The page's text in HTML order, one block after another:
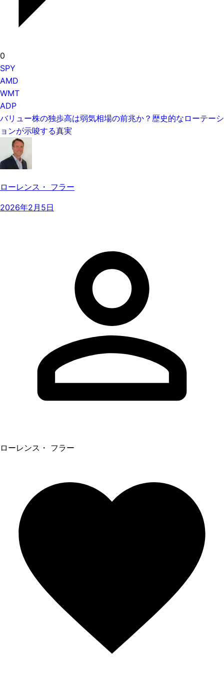
0
SPY
AMD
WMT
ADP
バリュー株の独歩高は弱気相場の前兆か？歴史的なローテーシ
ョンが示唆する真実
ローレンス・ フラー
2026年2月5日
ローレンス・ フラー